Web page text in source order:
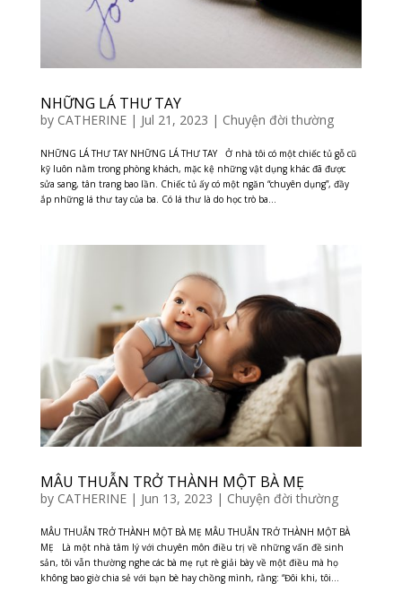
NHỮNG LÁ THƯ TAY
by CATHERINE| Jul 21, 2023 | Chuyện đời thường
NHỮNG LÁ THƯ TAY NHỮNG LÁ THƯ TAY Ở nhà tôi có một chiếc tủ gỗ cũ
kỹ luôn nằm trong phòng khách, mặc kệ những vật dụng khác đã được
sửa sang, tân trang bao lần. Chiếc tủ ấy có một ngăn “chuyên dụng”, đầy
ắp những lá thư tay của ba. Có lá thư là do học trò ba...
MÂU THUẪN TRỞ THÀNH MỘT BÀ MẸ
by CATHERINE| Jun 13, 2023 | Chuyện đời thường
MÂU THUẪN TRỞ THÀNH MỘT BÀ MẸ MÂU THUẪN TRỞ THÀNH MỘT BÀ
MẸ Là một nhà tâm lý với chuyên môn điều trị về những vấn đề sinh
sản, tôi vẫn thường nghe các bà mẹ rụt rè giải bày về một điều mà họ
không bao giờ chia sẻ với bạn bè hay chồng mình, rằng: “Đôi khi, tôi...